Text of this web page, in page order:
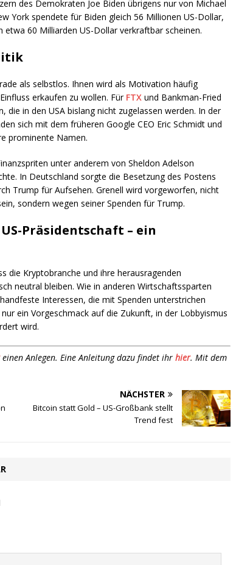
des Demokraten Joe Biden übrigens nur von Michael
York spendete für Biden gleich 56 Millionen US-Dollar,
60 Milliarden US-Dollar verkraftbar scheinen.
als selbstlos. Ihnen wird als Motivation häufig
erkaufen zu wollen. Für FTX und Bankman-Fried
die in den USA bislang nicht zugelassen werden. In der
sich mit dem früheren Google CEO Eric Schmidt und
prominente Namen.
unter anderem von Sheldon Adelson
In Deutschland sorgte die Besetzung des Postens
Trump für Aufsehen. Grenell wird vorgeworfen, nicht
sondern wegen seiner Spenden für Trump.
Präsidentschaft – ein
die Kryptobranche und ihre herausragenden
neutral bleiben. Wie in anderen Wirtschaftssparten
Interessen, die mit Spenden unterstrichen
ein Vorgeschmack auf die Zukunft, in der Lobbyismus
wird.
einen Anlegen. Eine Anleitung dazu findet ihr hier. Mit dem
NÄCHSTER
Bitcoin statt Gold – US-Großbank stellt
Trend fest